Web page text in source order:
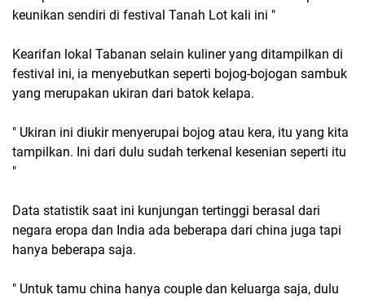
keunikan sendiri di festival Tanah Lot kali ini "
Kearifan lokal Tabanan selain kuliner yang ditampilkan di
festival ini, ia menyebutkan seperti bojog-bojogan sambuk
yang merupakan ukiran dari batok kelapa.
" Ukiran ini diukir menyerupai bojog atau kera, itu yang kita
tampilkan. Ini dari dulu sudah terkenal kesenian seperti itu
"
Data statistik saat ini kunjungan tertinggi berasal dari
negara eropa dan India ada beberapa dari china juga tapi
hanya beberapa saja.
" Untuk tamu china hanya couple dan keluarga saja, dulu